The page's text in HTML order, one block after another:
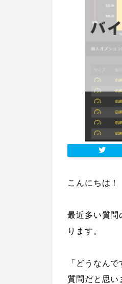
こんにちは！
最近多い質問
ります。
「どうなん
質問だと思い